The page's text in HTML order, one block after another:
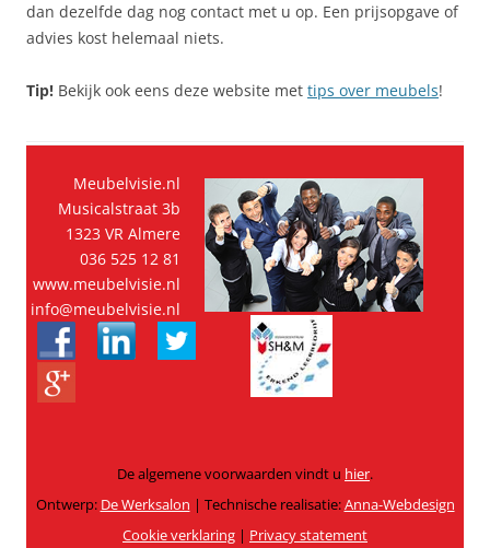
dan dezelfde dag nog contact met u op. Een prijsopgave of
advies kost helemaal niets.
Tip! Bekijk ook eens deze website met tips over meubels!
Meubelvisie.nl
Musicalstraat 3b
1323 VR Almere
036 525 12 81
www.meubelvisie.nl
info@meubelvisie.nl
De algemene voorwaarden vindt u hier.
Ontwerp: De Werksalon | Technische realisatie:Anna-Webdesign
Cookie verklaring | Privacy statement